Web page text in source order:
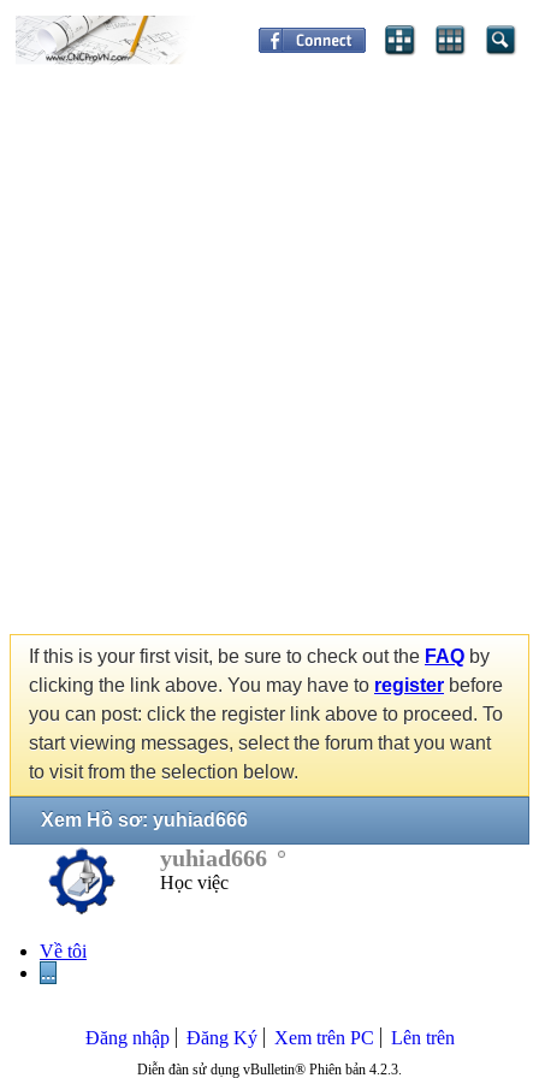
If this is your first visit, be sure to check out the FAQ by
clicking the link above. You may have to register before
you can post: click the register link above to proceed. To
start viewing messages, select the forum that you want
to visit from the selection below.
Xem Hồ sơ: yuhiad666
yuhiad666
Học việc
Về tôi
...
Đăng nhập Đăng Ký Xem trên PC Lên trên
Diễn đàn sử dụng vBulletin® Phiên bản 4.2.3.